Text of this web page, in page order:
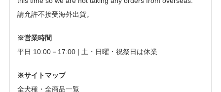
請允許不接受海外出貨。
※営業時間
平日 10:00－17:00 | 土・日曜・祝祭日は休業
※サイトマップ
全犬種・全商品一覧